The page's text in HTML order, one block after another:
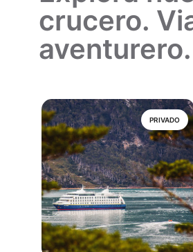
crucero.
aventurero.
PRIVADO